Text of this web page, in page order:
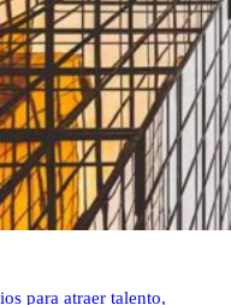
para atraer talento,